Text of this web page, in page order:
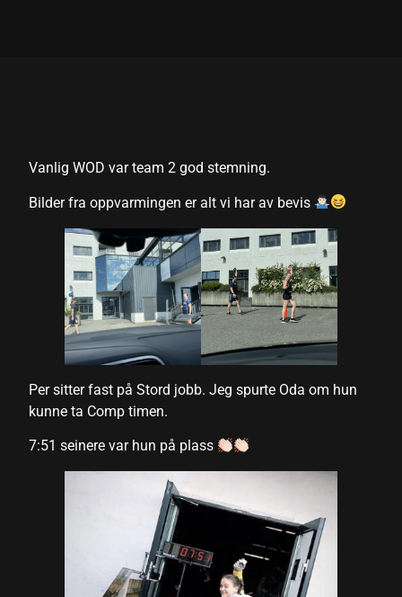
Vanlig WOD var team 2 god stemning.
Bilder fra oppvarmingen er alt vi har av bevis
Per sitter fast på Stord jobb. Jeg spurte Oda om hun
kunne ta Comp timen.
7:51 seinere var hun på plass